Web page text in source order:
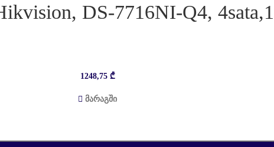
DS-7716NI-Q4,
1248,75 ₾
მარაგში